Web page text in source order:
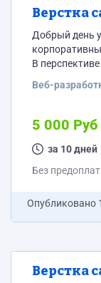
Верстка
Добрый день
В
большим
примера
http://
что Вы в
Веб-
5 000 Руб
за 10 дней
Без
Опубликовано
Верстка